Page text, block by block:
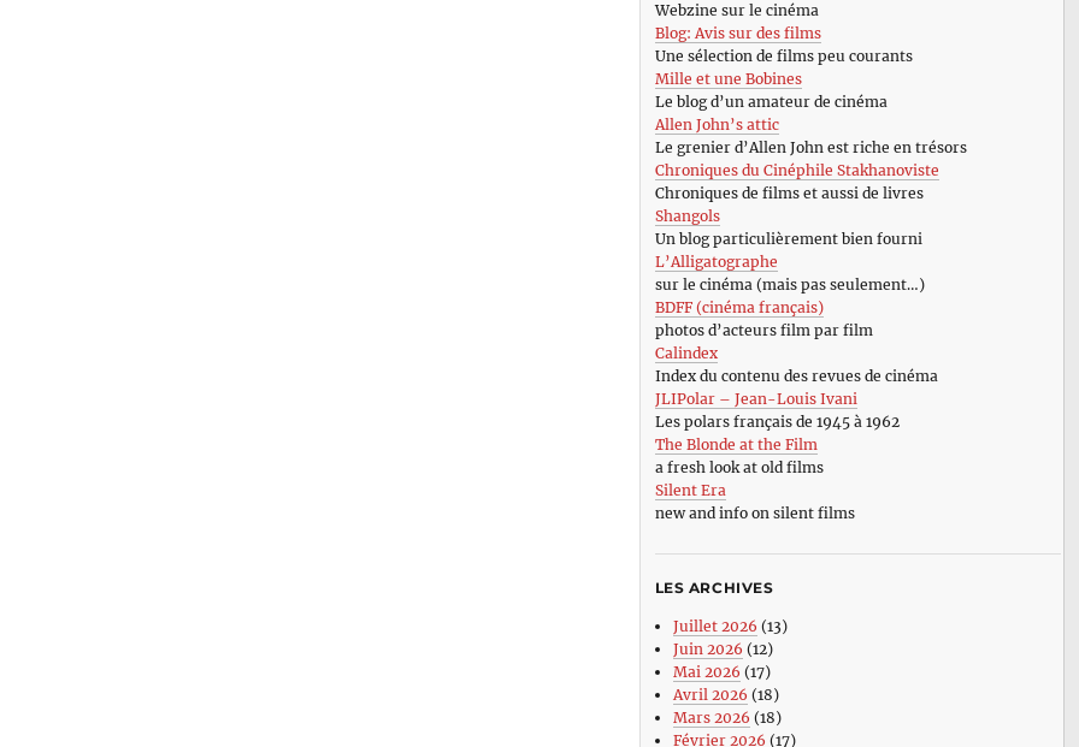
Webzine sur le cinéma
Blog: Avis sur des films
Une sélection de films peu courants
Mille et une Bobines
Le blog d’un amateur de cinéma
Allen John’s attic
Le grenier d’Allen John est riche en trésors
Chroniques du Cinéphile Stakhanoviste
Chroniques de films et aussi de livres
Shangols
Un blog particulièrement bien fourni
L’Alligatographe
sur le cinéma (mais pas seulement…)
BDFF (cinéma français)
photos d’acteurs film par film
Calindex
Index du contenu des revues de cinéma
JLIPolar – Jean-Louis Ivani
Les polars français de 1945 à 1962
The Blonde at the Film
a fresh look at old films
Silent Era
new and info on silent films
LES ARCHIVES
Juillet 2026 (13)
Juin 2026 (12)
Mai 2026 (17)
Avril 2026 (18)
Mars 2026 (18)
Février 2026 (17)